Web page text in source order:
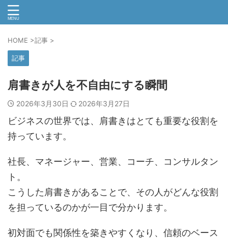
HOME >記事 >
記事
肩書きが人を不自由にする瞬間
2026年3月30日 2026年3月27日
ビジネスの世界では、肩書きはとても重要な役割を
持っています。
社長、マネージャー、営業、コーチ、コンサルタン
ト。
こうした肩書きがあることで、その人がどんな役割
を担っているのかが一目で分かります。
初対面でも関係性を築きやすくなり、信頼のベース